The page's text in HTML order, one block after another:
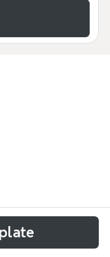
インドマップテ
・場所・予算の